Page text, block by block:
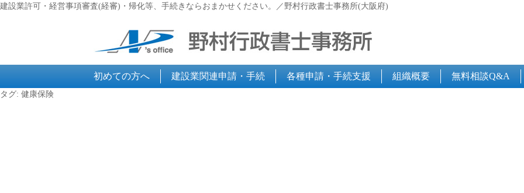
建設業許可・経営事項審査(経審)・帰化等、手続きならおまかせください。／野村行政書士事務所(大阪府)
初めての方へ 建設業関連申請・手続 各種申請・手続支援 組織概要 無料相談Q&A
タグ: 健康保険